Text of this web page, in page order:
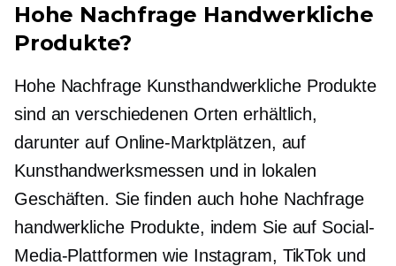
Hohe Nachfrage Handwerkliche
Produkte?
Hohe NachfrageKunsthandwerkliche Produkte
sind an verschiedenen Orten erhältlich,
darunter auf Online-Marktplätzen, auf
Kunsthandwerksmessen und in lokalen
Geschäften. Sie finden auch hohe Nachfrage
handwerkliche Produkte, indem Sie auf Social-
Media-Plattformen wie Instagram, TikTok und